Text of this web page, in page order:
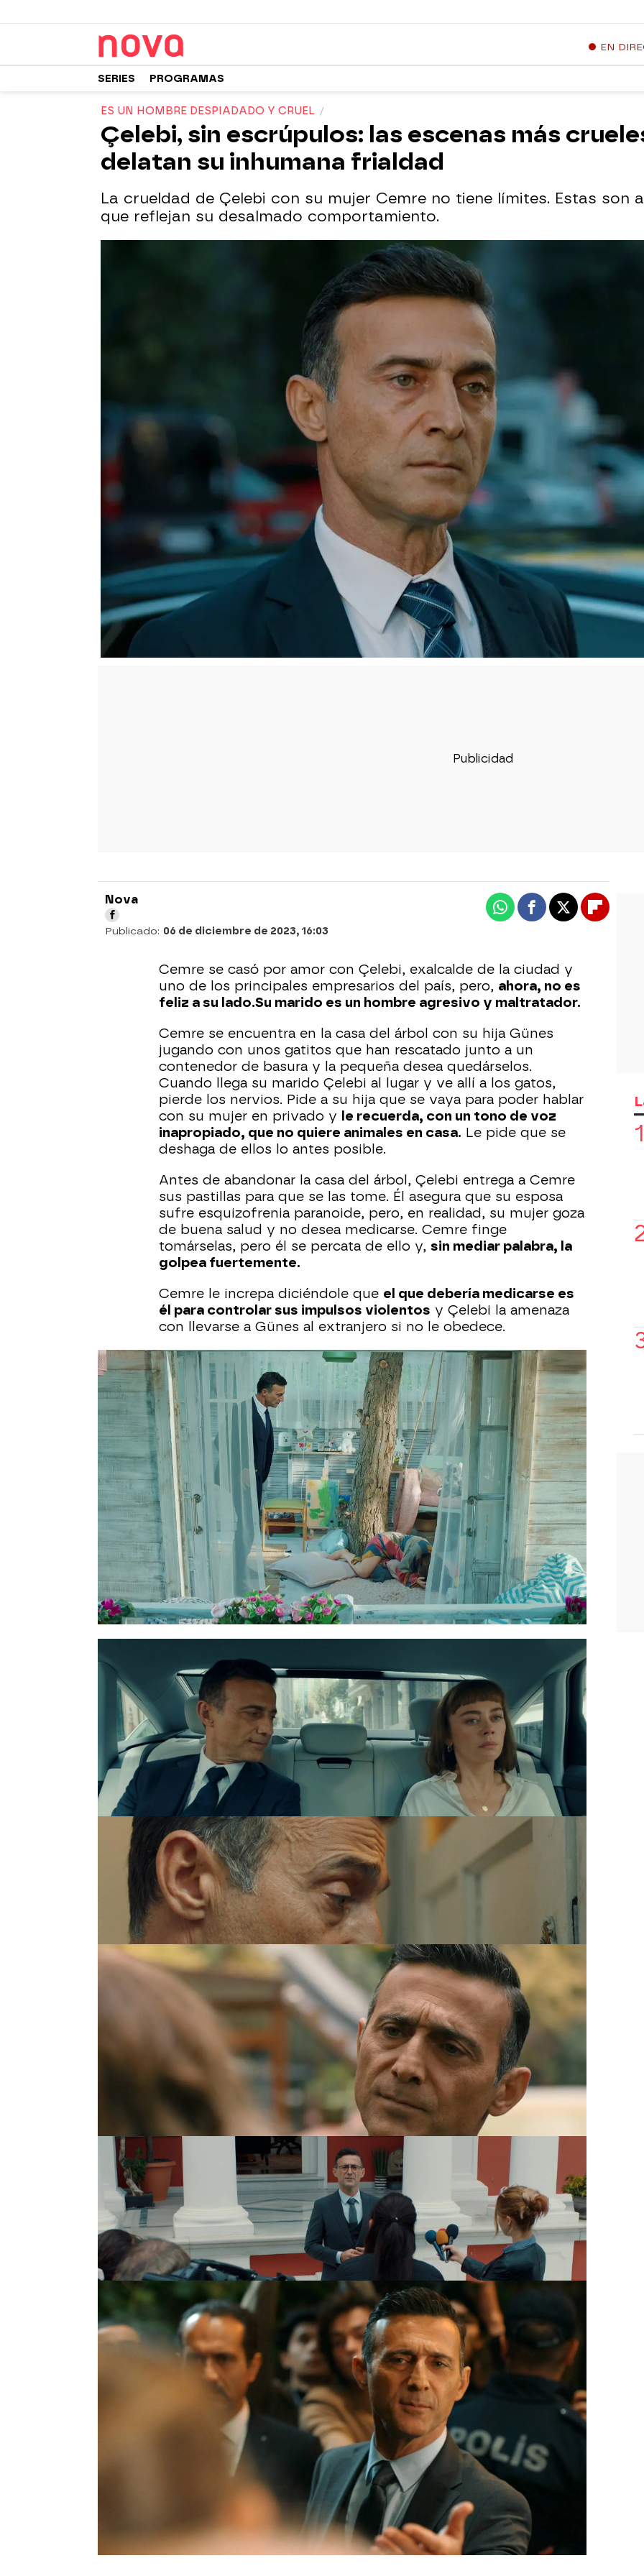
EN
SERIES PROGRAMAS
ES UN HOMBRE DESPIADADO Y CRUEL
Çelebi, sin escrúpulos: las escenas más
delatan su inhumana frialdad
La crueldad de Çelebi con su mujer Cemre no tiene límites. Estas son
que reflejan su desalmado comportamiento.
Nova
Publicado: 06 de diciembre de 2023, 16:03
WhatsappFacebook
X
Cemre se casó por amor con Çelebi, exalcalde de la ciudad y
uno de los principales empresarios del país, pero, ahora, no es
feliz a su lado.Su marido es un hombre agresivo y maltratador.
Cemre se encuentra en la casa del árbol con su hija Günes
jugando con unos gatitos que han rescatado junto a un
contenedor de basura y la pequeña desea quedárselos.
Cuando llega su marido Çelebi al lugar y ve allí a los gatos,
pierde los nervios. Pide a su hija que se vaya para poder hablar
con su mujer en privado y le recuerda, con un tono de voz
inapropiado, que no quiere animales en casa. Le pide que se
deshaga de ellos lo antes posible.
Antes de abandonar la casa del árbol, Çelebi entrega a Cemre
sus pastillas para que se las tome. Él asegura que su esposa
sufre esquizofrenia paranoide, pero, en realidad, su mujer goza
de buena salud y no desea medicarse. Cemre finge
tomárselas, pero él se percata de ello y, sin mediar palabra, la
golpea fuertemente.
Cemre le increpa diciéndole que el que debería medicarse es
él para controlar sus impulsos violentos y Çelebi la amenaza
con llevarse a Günes al extranjero si no le obedece.
Cemre desea divorciarse de su esposo, pero ningún abogado
quiere llevar su caso
porque en su expediente médico figura
que tiene problemas psicológicos y que se está sometiendo a
un fuerte tratamiento.
La joven muestra al abogado, al que visita, los moratones que
tiene por todo su cuerpo propiciados por su marido, pero, aún
así, el letrado le aconseja que no se separe de su marido. Le
asegura que, con su historial médico,ningún juez le daría la
custodia de su hija Günes.Cemre no está dispuesta a rendirse
fácilmente.
Çelebi la está esperando a la salida del bufete de abogados y
aprovecha la ocasión para amenazarla.Si sigue sin tomarse la
medicación, la volverá a internar en un psiquiátricoy no verá a
su hija nunca más.
Cemre finge su muerte en el devastador incendio
producido
en la gala benéfica organizada por Rüya. La joven quiere
empezar una nueva vida junto a su hija Günes, alejada de su
despiadado marido. Pero, al final,
Çelebi descubre que no ha
fallecido en el fuegoy da con su paradero. Ahora, vive con el
periodista Ozan, que la acogió en su hogar al intentar huir de
su esposo. Su marido le transmite un mensaje claro: si no
aceptas ingresar en un sanatorio, irás a prisión."No luches
contra mí, sabes que no puedes ganar", le asegura a Cemre.
Cemre ya no teme a su marido y no está dispuesta a
obedecerle.Ambos vuelven a coincidir en el colegio de
Günes. En esta ocasión, Çelebi, en lugar de amenazarla, juega
con sus sentimientos.Se burla de ella al preguntarla
sarcásticamente qué hará con su hija
económicamente.
Cemre intenta desenmascararle ante los medios de
comunicación.Le acusa de haberla envenenado con falsos
diagnósticos médicos y anuncia que no parará hasta conseguir
el divorcio y la custodia de su hija.
Çelebi no está dispuesto a quedarse de brazos cruzados y
convoca a los medios de comunicación para defenderse de las
acusaciones que pesan sobre él.Recalca que está muy
preocupado por la salud mental de su esposa
y que lo único
que desea es proteger a su hija.
Después de hacer pasar a Cemre por desequilibrada
públicamente,Çelebi busca, ahora, desprestigiar a su esposa
haciendo creer a la prensa que es infiel. Para ello, se presenta
en casa de Ozan, donde Cemre se ha refugiado unos días con
su hija Günes, con periodistas y la policía. Çelebi asegura que
viene a por la pequeña Gunes, ya queun juez ha determinado
que debe estar con ély no con su madre.